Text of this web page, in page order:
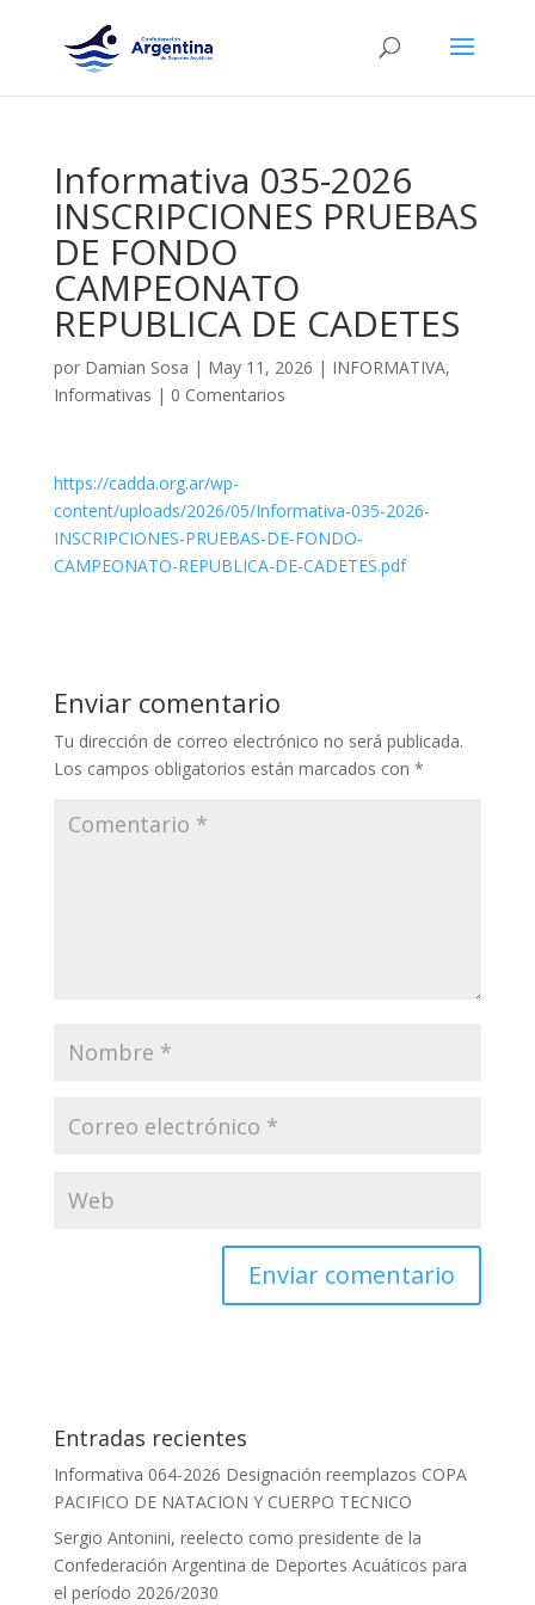
Informativa 035-2026
INSCRIPCIONES PRUEBAS
DE FONDO
CAMPEONATO
REPUBLICA DE CADETES
por Damian Sosa | May 11, 2026 | INFORMATIVA,
Informativas | 0 Comentarios
https://cadda.org.ar/wp-
content/uploads/2026/05/Informativa-035-2026-
INSCRIPCIONES-PRUEBAS-DE-FONDO-
CAMPEONATO-REPUBLICA-DE-CADETES.pdf
Enviar comentario
Tu dirección de correo electrónico no será publicada.
Los campos obligatorios están marcados con *
Entradas recientes
Informativa 064-2026 Designación reemplazos COPA
PACIFICO DE NATACION Y CUERPO TECNICO
Sergio Antonini, reelecto como presidente de la
Confederación Argentina de Deportes Acuáticos para
el período 2026/2030